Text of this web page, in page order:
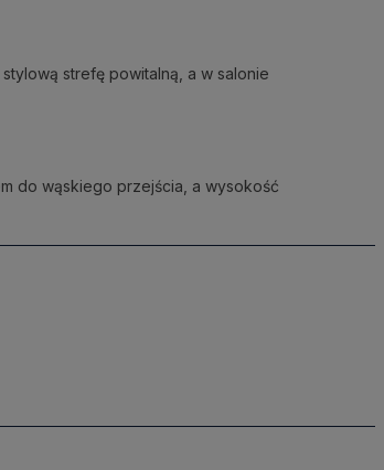
strefę powitalną, a w salonie
do wąskiego przejścia, a wysokość